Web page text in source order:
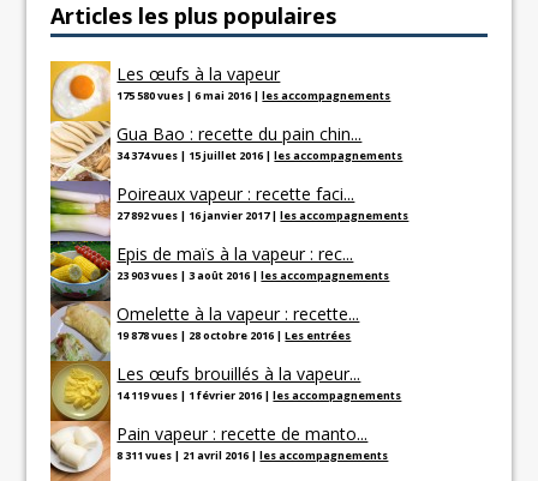
Articles les plus populaires
Les œufs à la vapeur
175 580 vues |6 mai 2016 |les accompagnements
Gua Bao : recette du pain chin...
34 374 vues | 15 juillet 2016 |les accompagnements
Poireaux vapeur : recette faci...
27 892 vues | 16 janvier 2017|les accompagnements
Epis de maïs à la vapeur : rec...
23 903 vues |3 août 2016 |les accompagnements
Omelette à la vapeur : recette...
19 878 vues | 28 octobre 2016 |Les entrées
Les œufs brouillés à la vapeur...
14 119 vues | 1 février 2016 |les accompagnements
Pain vapeur : recette de manto...
8 311 vues | 21 avril 2016 |les accompagnements